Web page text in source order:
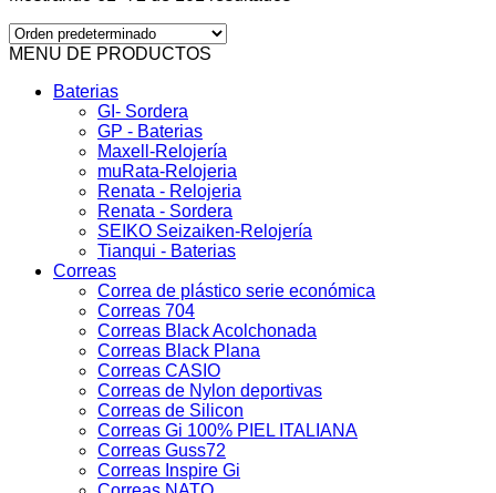
MENU DE PRODUCTOS
Baterias
GI- Sordera
GP - Baterias
Maxell-Relojería
muRata-Relojeria
Renata - Relojeria
Renata - Sordera
SEIKO Seizaiken-Relojería
Tianqui - Baterias
Correas
Correa de plástico serie económica
Correas 704
Correas Black Acolchonada
Correas Black Plana
Correas CASIO
Correas de Nylon deportivas
Correas de Silicon
Correas Gi 100% PIEL ITALIANA
Correas Guss72
Correas Inspire Gi